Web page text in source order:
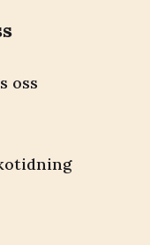
oss